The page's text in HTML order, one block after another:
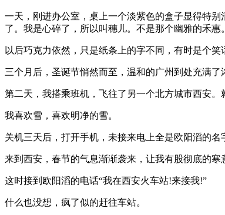
一天，刚进办公室，桌上一个淡紫色的盒子显得特
了。我是心碎了，所以叫穗儿。不是那个幽雅的禾惠。
以后巧克力依然，只是纸条上的字不同，有时是个
三个月后，圣诞节悄然而至，温和的广州到处充满
第二天，我搭乘班机，飞往了另一个北方城市西安
我喜欢雪，喜欢明净的雪。
关机三天后，打开手机，未接来电上全是欧阳滔的
来到西安，春节的气息渐渐袭来，让我有股彻底的寒
这时接到欧阳滔的电话“我在西安火车站!来接我!”
什么也没想，疯了似的赶往车站。